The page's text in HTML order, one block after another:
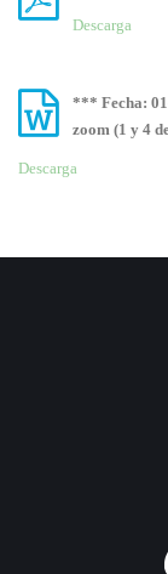
Descarga
*** Fecha:
zoom (1 y 4
Descarga